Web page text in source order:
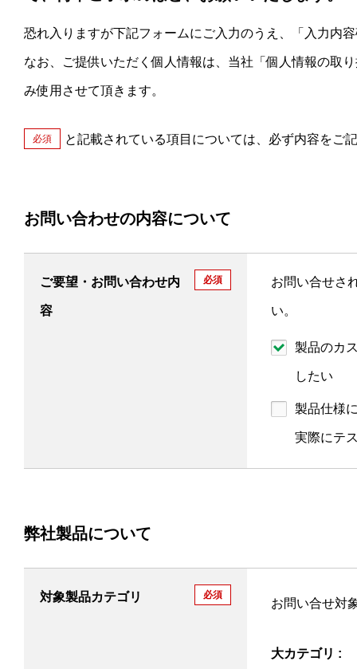
恐れ入りますが下記フォームにご入力のうえ、「入力内
なお、ご提供いただく個人情報は、当社「個人情報の取
み使用させて頂きます。
必須 と記載されている項目については、必ず内容をご
お問い合わせの内容について
ご要望・お問い合わせ内
容
必須 お問い合せさ
い。
製品のカ
したい
製品仕様
実際にテ
弊社製品について
対象製品カテゴリ 必須
お問い合せ対
大カテゴリ :